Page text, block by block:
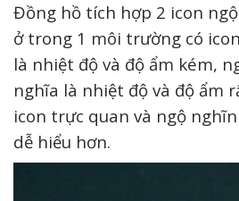
Đồng hồ tích hợp 2 icon
ở trong 1 môi trường có
là nhiệt độ và độ ẩm kém,
nghĩa là nhiệt độ và độ ẩm
icon trực quan và ngộ
dễ hiểu hơn.